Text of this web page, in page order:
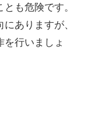
も危険です。
ありますが、
行いましょ